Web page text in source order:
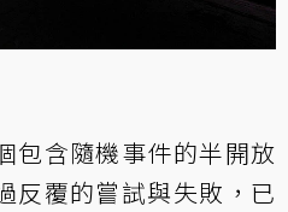
包含隨機事件的半開放
反覆的嘗試與失敗，已